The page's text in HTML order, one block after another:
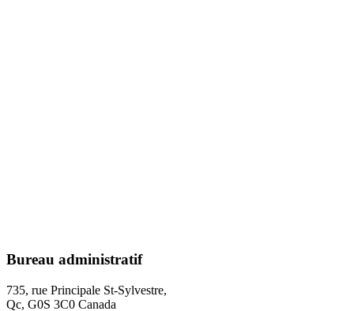
Bureau administratif
735, rue Principale St-Sylvestre,
Qc, G0S 3C0 Canada